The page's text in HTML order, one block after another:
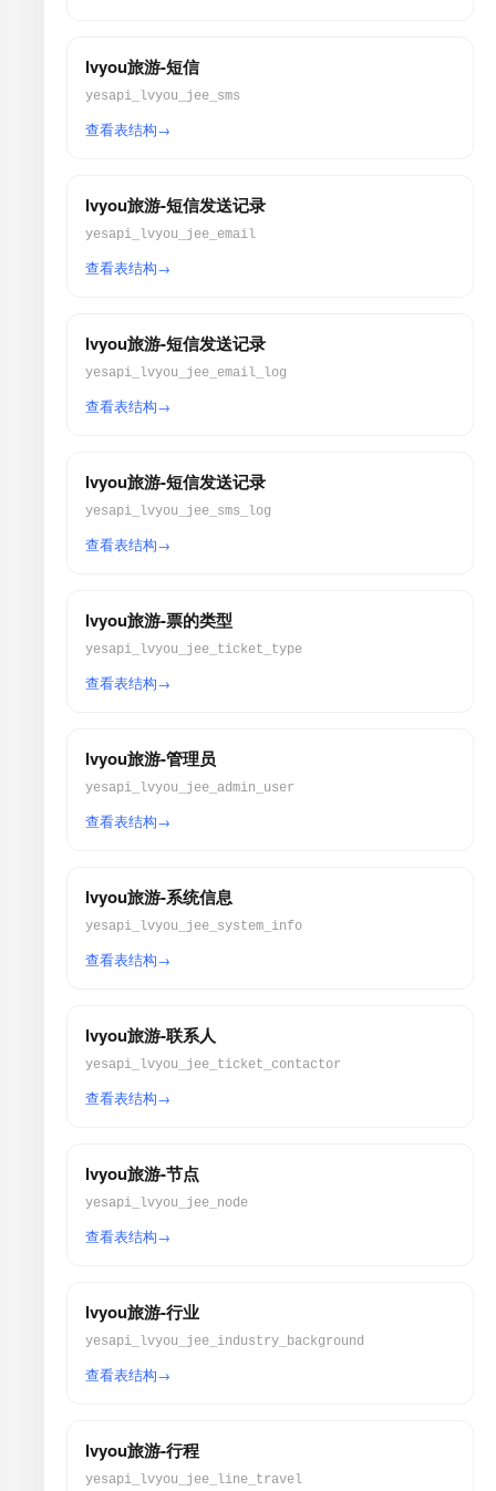
lvyou旅游-短信
yesapi_lvyou_jee_sms
查看表结构
lvyou旅游-短信发送记录
yesapi_lvyou_jee_email
查看表结构
lvyou旅游-短信发送记录
yesapi_lvyou_jee_email_log
查看表结构
lvyou旅游-短信发送记录
yesapi_lvyou_jee_sms_log
查看表结构
lvyou旅游-票的类型
yesapi_lvyou_jee_ticket_type
查看表结构
lvyou旅游-管理员
yesapi_lvyou_jee_admin_user
查看表结构
lvyou旅游-系统信息
yesapi_lvyou_jee_system_info
查看表结构
lvyou旅游-联系人
yesapi_lvyou_jee_ticket_contactor
查看表结构
lvyou旅游-节点
yesapi_lvyou_jee_node
查看表结构
lvyou旅游-行业
yesapi_lvyou_jee_industry_background
查看表结构
lvyou旅游-行程
yesapi_lvyou_jee_line_travel